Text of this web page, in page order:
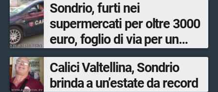
Sondrio, furti nei
supermercati per oltre 3000
euro, foglio di via per un
ventinovenne
Calici Valtellina, Sondrio
brinda a un’estate da record